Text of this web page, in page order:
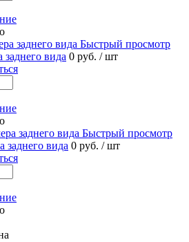
Быстрый просмотр
вида 0 руб. / шт
Быстрый просмотр
вида 0 руб. / шт